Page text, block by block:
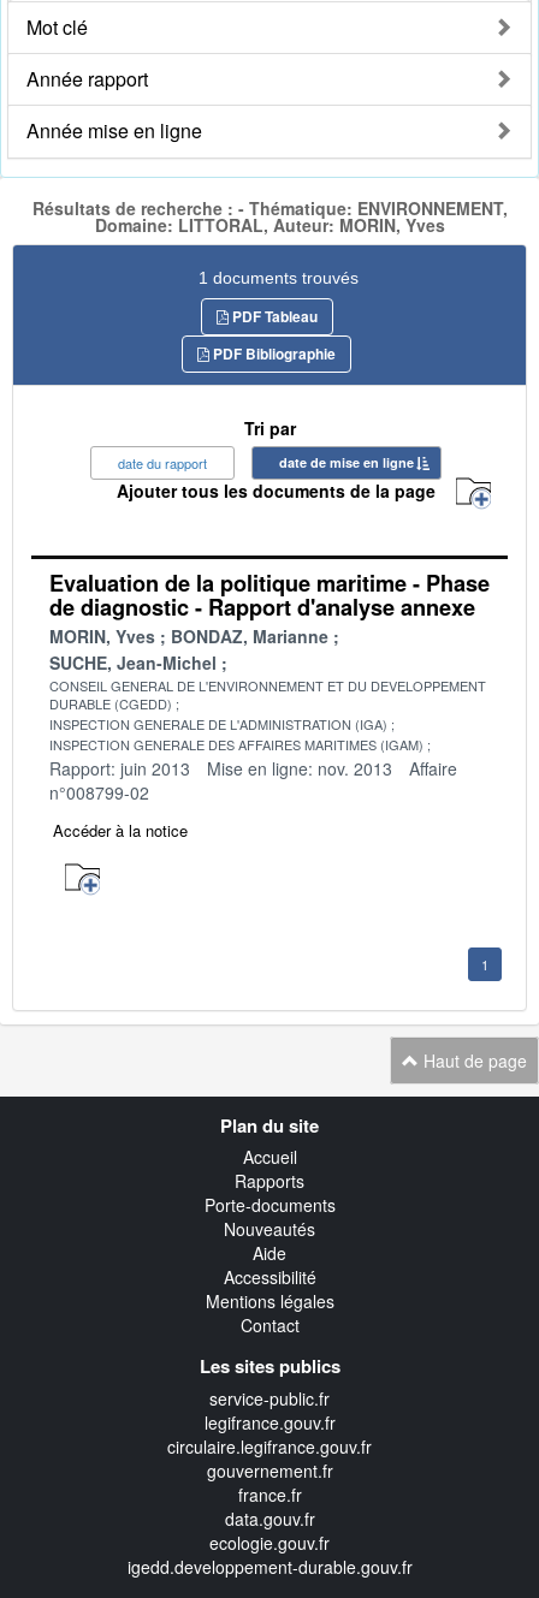
Mot clé
Année rapport
Année mise en ligne
Résultats de recherche : - Thématique: ENVIRONNEMENT,
Domaine: LITTORAL, Auteur: MORIN, Yves
1 documents trouvés
PDF Tableau
PDF Bibliographie
Tri par
date du rapport date de mise en ligne
Ajouter tous les documents de la page
Evaluation de la politique maritime - Phase
de diagnostic - Rapport d'analyse annexe
MORIN, Yves
BONDAZ, Marianne
SUCHE, Jean-Michel
CONSEIL GENERAL DE L'ENVIRONNEMENT ET DU DEVELOPPEMENT
DURABLE (CGEDD)
INSPECTION GENERALE DE L'ADMINISTRATION (IGA)
INSPECTION GENERALE DES AFFAIRES MARITIMES (IGAM)
Rapport: juin 2013 Mise en ligne: nov. 2013
Affaire
n°008799-02
Accéder à la notice
1
Haut de page
Plan du site
Accueil
Rapports
Porte-documents
Nouveautés
Aide
Accessibilité
Mentions légales
Contact
Les sites publics
service-public.fr
legifrance.gouv.fr
circulaire.legifrance.gouv.fr
gouvernement.fr
france.fr
data.gouv.fr
ecologie.gouv.fr
igedd.developpement-durable.gouv.fr